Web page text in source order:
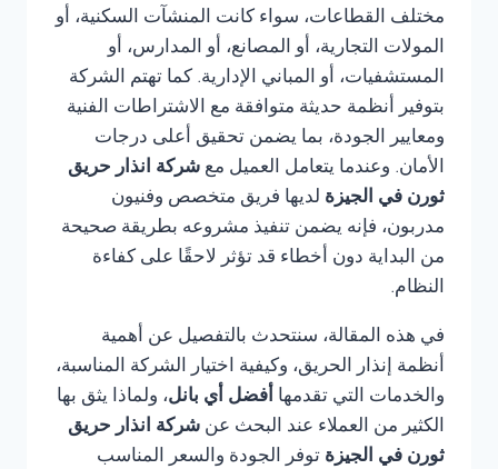
مختلف القطاعات، سواء كانت المنشآت السكنية، أو
المولات التجارية، أو المصانع، أو المدارس، أو
المستشفيات، أو المباني الإدارية. كما تهتم الشركة
بتوفير أنظمة حديثة متوافقة مع الاشتراطات الفنية
ومعايير الجودة، بما يضمن تحقيق أعلى درجات
الأمان. وعندما يتعامل العميل مع شركة انذار حريق
ثورن في الجيزة لديها فريق متخصص وفنيون
مدربون، فإنه يضمن تنفيذ مشروعه بطريقة صحيحة
من البداية دون أخطاء قد تؤثر لاحقًا على كفاءة
النظام.
في هذه المقالة، سنتحدث بالتفصيل عن أهمية
أنظمة إنذار الحريق، وكيفية اختيار الشركة المناسبة،
والخدمات التي تقدمها أفضل أي بانل، ولماذا يثق بها
الكثير من العملاء عند البحث عن شركة انذار حريق
ثورن في الجيزة توفر الجودة والسعر المناسب